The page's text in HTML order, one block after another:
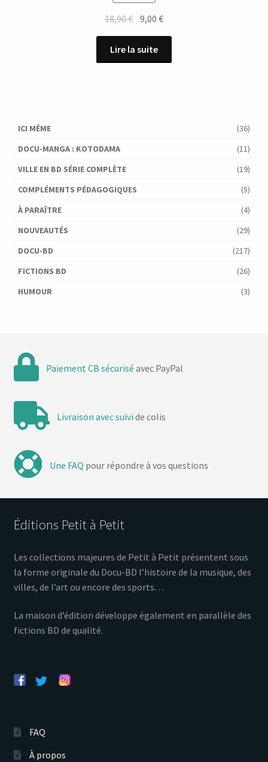
18,90€ Le
initial
était :
9,00€Le
est :
Lire la suite
ICI MÊME
(36)
DOCU-MANGA : KOTODAMA
(11)
VILLE EN BD SÉRIE COMPLÈTE
(19)
COMPLÉMENTS PÉDAGOGIQUES
(5)
À PARAÎTRE
(4)
NOUVEAUTÉS
(29)
DOCU-BD
(217)
FICTIONS BD
(26)
HUMOUR
(3)
Paiement CB sécurisé avec PayPal
Livraison avec suivi de colis
Une FAQ pour répondre à vos questions
Éditions Petit à Petit
Les collections majeures de Petit à Petit présentent sous
la forme originale du Docu-BD l’histoire de la musique, des
villes, de l’art ou encore des sports…
La maison d’édition développe également en parallèle des
fictions BD de qualité.
FAQ
À propos